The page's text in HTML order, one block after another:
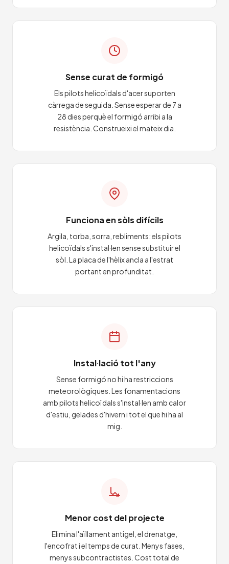
Sense curat de formigó
Els pilots helicoïdals d'acer suporten
càrrega de seguida. Sense esperar de 7 a
28 dies perquè el formigó arribi a la
resistència. Construeixi el mateix dia.
Funciona en sòls difícils
Argila, torba, sorra, rebliments: els pilots
helicoïdals s'instal·len sense substituir el
sòl. La placa de l'hèlix ancla a l'estrat
portant en profunditat.
Instal·lació tot l'any
Sense formigó no hi ha restriccions
meteorològiques. Les fonamentacions
amb pilots helicoïdals s'instal·len amb calor
d'estiu, gelades d'hivern i tot el que hi ha al
mig.
Menor cost del projecte
Elimina l'aïllament antigel, el drenatge,
l'encofrat i el temps de curat. Menys fases,
menys subcontractistes. Cost total de